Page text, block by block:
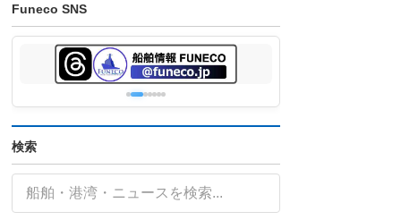
Funeco SNS
検索